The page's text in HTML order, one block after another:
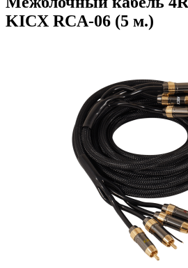
KICX RCA-06 (5 м.)